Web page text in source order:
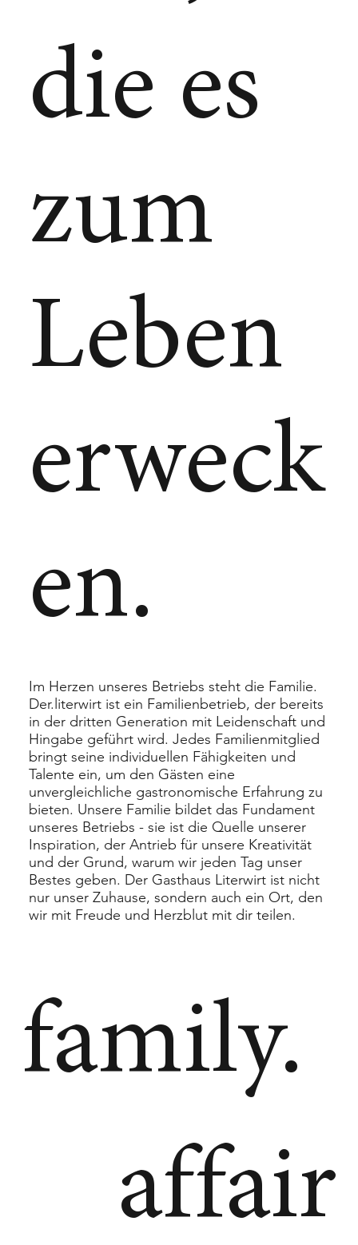
die es
zum
Leben
erweck
en.
Im Herzen unseres Betriebs steht die Familie.
Der.literwirt ist ein Familienbetrieb, der bereits
in der dritten Generation mit Leidenschaft und
Hingabe geführt wird. Jedes Familienmitglied
bringt seine individuellen Fähigkeiten und
Talente ein, um den Gästen eine
unvergleichliche gastronomische Erfahrung zu
bieten. Unsere Familie bildet das Fundament
unseres Betriebs - sie ist die Quelle unserer
Inspiration, der Antrieb für unsere Kreativität
und der Grund, warum wir jeden Tag unser
Bestes geben. Der Gasthaus Literwirt ist nicht
nur unser Zuhause, sondern auch ein Ort, den
wir mit Freude und Herzblut mit dir teilen.
family.
affair